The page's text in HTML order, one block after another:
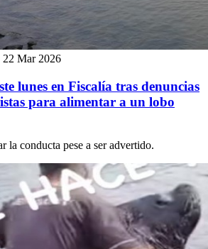
22 Mar 2026
lunes en Fiscalía tras denuncias
para alimentar a un lobo
la conducta pese a ser advertido.